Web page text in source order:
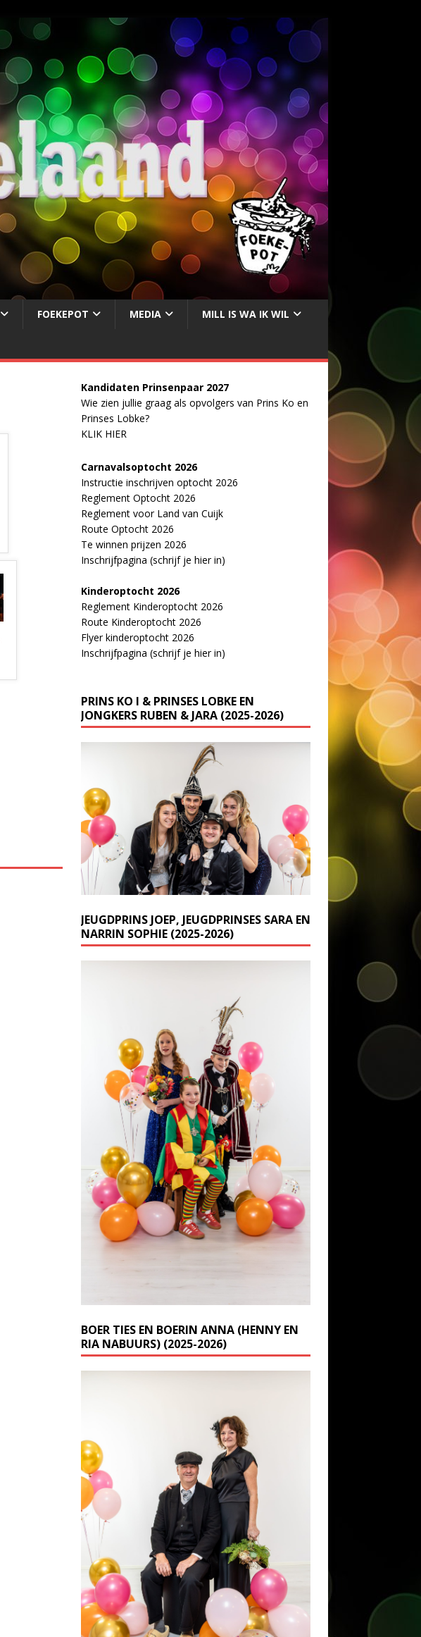
FOEKEPOT MEDIA MILL IS WA IK WIL
Kandidaten Prinsenpaar 2027
Wie zien jullie graag als opvolgers van Prins Ko en
Prinses Lobke?
KLIK HIER
Carnavalsoptocht 2026
Instructie inschrijven optocht 2026
Reglement Optocht 2026
Reglement voor Land van Cuijk
Route Optocht 2026
Te winnen prijzen 2026
Inschrijfpagina (schrijf je hier in)
Kinderoptocht 2026
Reglement Kinderoptocht 2026
Route Kinderoptocht 2026
Flyer kinderoptocht 2026
Inschrijfpagina (schrijf je hier in)
PRINS KO I & PRINSES LOBKE EN
JONGKERS RUBEN & JARA (2025-2026)
JEUGDPRINS JOEP, JEUGDPRINSES SARA EN
NARRIN SOPHIE (2025-2026)
BOER TIES EN BOERIN ANNA (HENNY EN
RIA NABUURS) (2025-2026)